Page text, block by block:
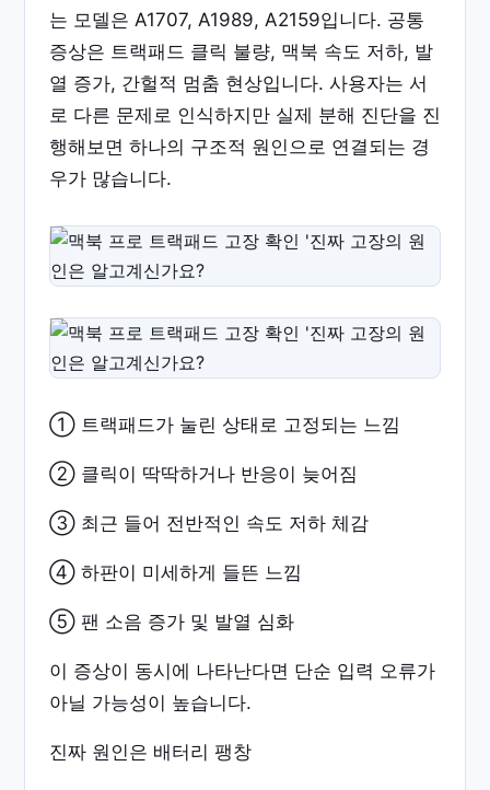
는 모델은 A1707, A1989, A2159입니다. 공통
증상은 트랙패드 클릭 불량, 맥북 속도 저하, 발
열 증가, 간헐적 멈춤 현상입니다. 사용자는 서
로 다른 문제로 인식하지만 실제 분해 진단을 진
행해보면 하나의 구조적 원인으로 연결되는 경
우가 많습니다.
① 트랙패드가 눌린 상태로 고정되는 느낌
② 클릭이 딱딱하거나 반응이 늦어짐
③ 최근 들어 전반적인 속도 저하 체감
④ 하판이 미세하게 들뜬 느낌
⑤ 팬 소음 증가 및 발열 심화
이 증상이 동시에 나타난다면 단순 입력 오류가
아닐 가능성이 높습니다.
진짜 원인은 배터리 팽창